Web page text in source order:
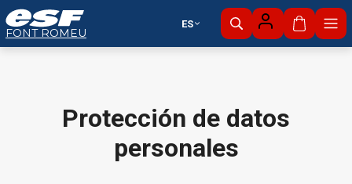
FONT ROMEU
ES Mi cesta
Protección de datos
personales